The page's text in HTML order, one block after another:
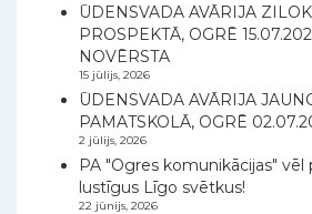
ŪDENSVADA AVĀRIJA
PROSPEKTĀ, OGRĒ
NOVĒRSTA
15 jūlijs, 2026
ŪDENSVADA AVĀRIJA
PAMATSKOLĀ, OGRĒ
2 jūlijs, 2026
PA "Ogres komunikācijas" vēl
lustīgus Līgo svētkus!
22 jūnijs, 2026